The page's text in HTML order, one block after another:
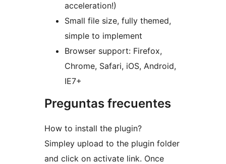
acceleration!)
Small file size, fully themed,
simple to implement
Browser support: Firefox,
Chrome, Safari, iOS, Android,
IE7+
Preguntas frecuentes
How to install the plugin?
Simpley upload to the plugin folder
and click on activate link. Once